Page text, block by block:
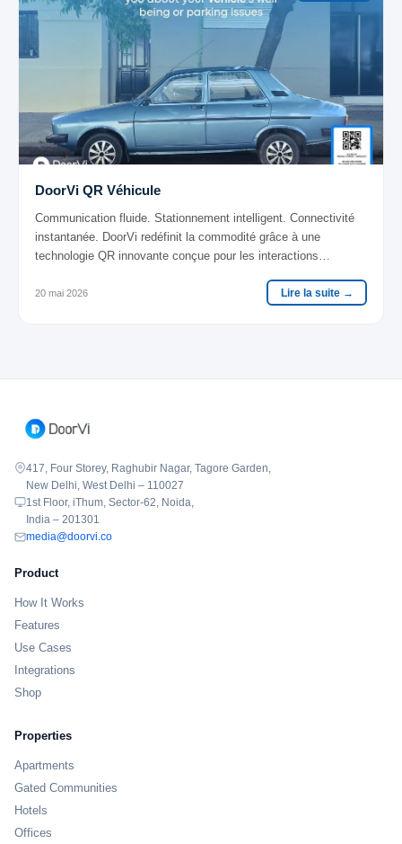
DoorVi QR Véhicule
Communication fluide. Stationnement intelligent. Connectivité
instantanée. DoorVi redéfinit la commodité grâce à une
technologie QR innovante conçue pour les interactions
20 mai 2026 Lire la suite →
417, Four Storey, Raghubir Nagar, Tagore Garden,
New Delhi, West Delhi – 110027
1st Floor, iThum, Sector-62, Noida,
India – 201301
media@doorvi.co
Product
How It Works
Features
Use Cases
Integrations
Shop
Properties
Apartments
Gated Communities
Hotels
Offices